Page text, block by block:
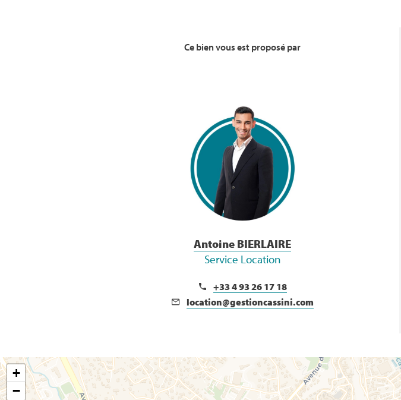
Ce bien vous est proposé par
Voir la Bio
Antoine BIERLAIRE
Service Location
+33 4 93 26 17 18
location@gestioncassini.com
+
−